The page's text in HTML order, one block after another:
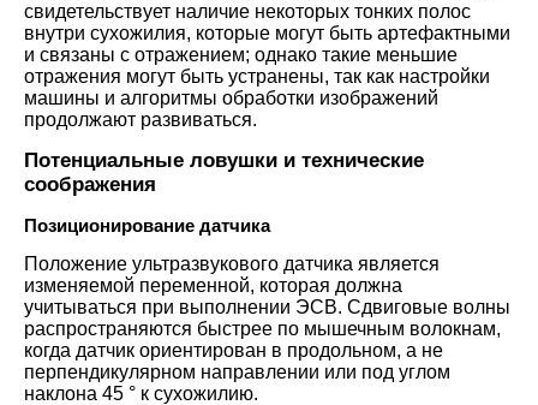
свидетельствует наличие некоторых тонких полос
внутри сухожилия, которые могут быть артефактными
и связаны с отражением; однако такие меньшие
отражения могут быть устранены, так как настройки
машины и алгоритмы обработки изображений
продолжают развиваться.
Потенциальные ловушки и технические
соображения
Позиционирование датчика
Положение ультразвукового датчика является
изменяемой переменной, которая должна
учитываться при выполнении ЭСВ. Сдвиговые волны
распространяются быстрее по мышечным волокнам,
когда датчик ориентирован в продольном, а не
перпендикулярном направлении или под углом
наклона 45 ° к сухожилию.